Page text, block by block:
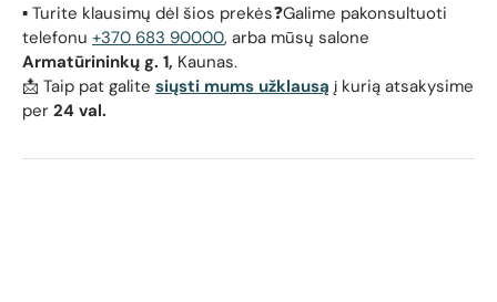
▪️ Turite klausimų dėl šios prekės❓Galime pakonsultuoti
telefonu +370 683 90000, arba mūsų salone
Armatūrininkų g. 1, Kaunas.
📩 Taip pat galite siųsti mums užklausą į kurią atsakysime
per 24 val.